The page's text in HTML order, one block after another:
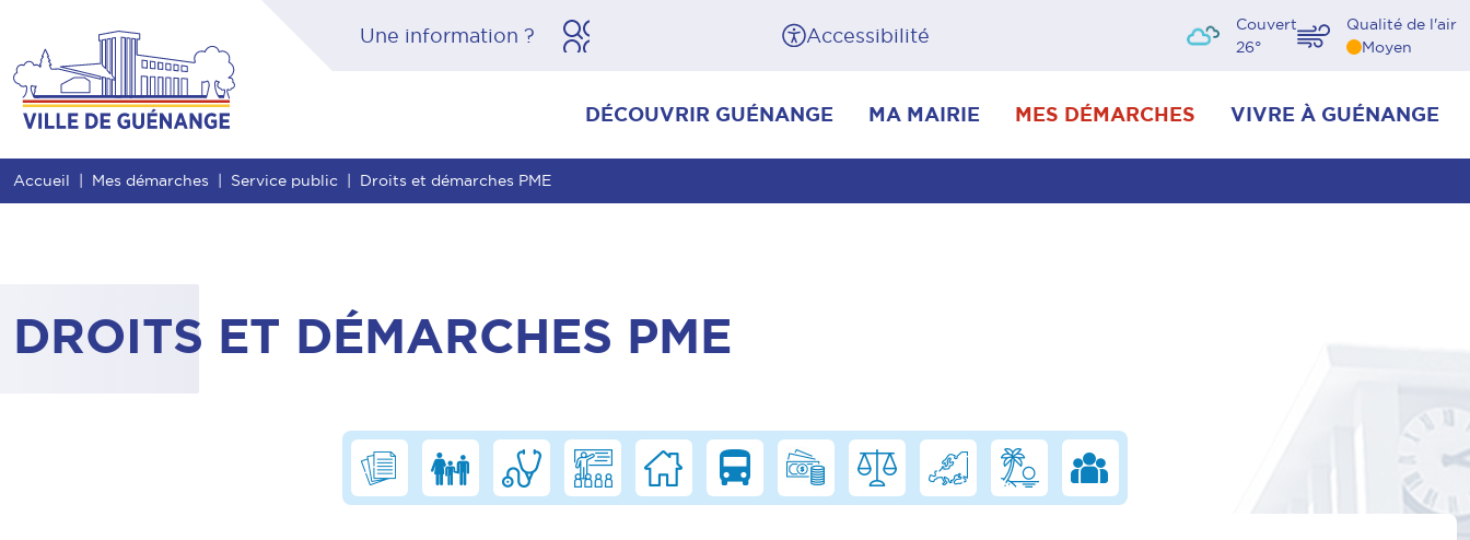
Entête de page Menu principal Recherche Pied de page Accessibilité
Couvert
26°
Qualité de l'air
Moyen
DÉCOUVRIR GUÉNANGE MA MAIRIE MES DÉMARCHES VIVRE À GUÉNANGE
Accueil Mes démarches Service public Droits et démarches PME
DROITS ET DÉMARCHES PME